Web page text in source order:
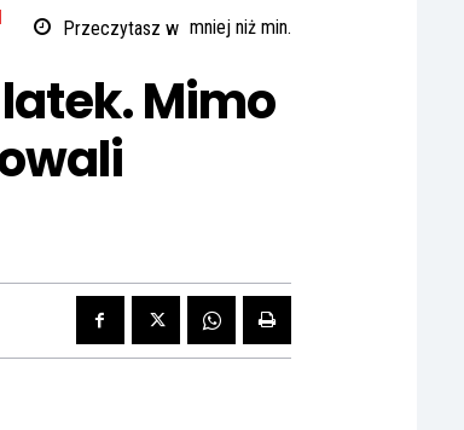
Przeczytasz w mniej niżmin.
Mimo